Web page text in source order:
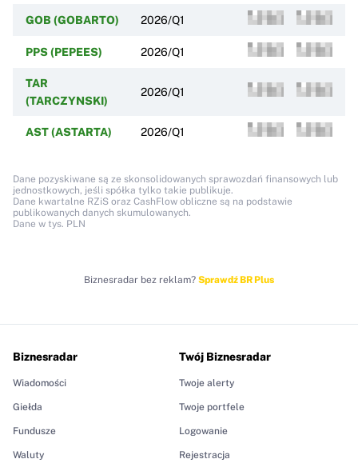
GOB (GOBARTO) 2026/Q1
PPS (PEPEES) 2026/Q1
TAR
(TARCZYNSKI)
2026/Q1
AST (ASTARTA) 2026/Q1
Dane pozyskiwane są ze skonsolidowanych sprawozdań finansowych lub
jednostkowych, jeśli spółka tylko takie publikuje.
Dane kwartalne RZiS oraz CashFlow obliczne są na podstawie
publikowanych danych skumulowanych.
Dane w tys. PLN
Biznesradar bez reklam? Sprawdź BR Plus
Biznesradar
Wiadomości
Giełda
Fundusze
Waluty
Twój Biznesradar
Twoje alerty
Twoje portfele
Logowanie
Rejestracja